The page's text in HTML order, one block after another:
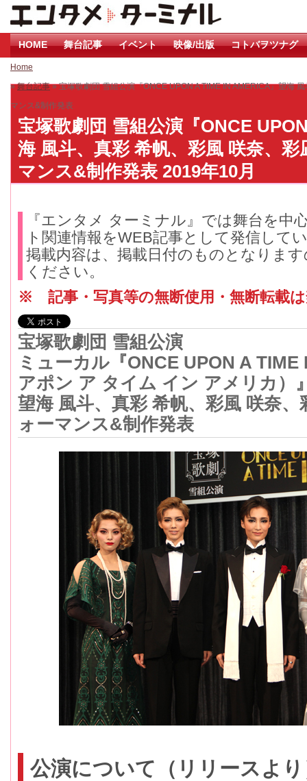
HOME 舞台記事 イベント 映像/出版 コトバヲツナグ
Home
»舞台記事» 宝塚歌劇団 雪組公演『ONCE UPON A TIME IN AMERICA』望海
マンス&制作発表
宝塚歌劇団 雪組公演『ONCE
海 風斗、真彩 希帆、彩風 咲奈、
マンス&制作発表 2019年10月
『エンタメ ターミナル』では舞台を中
ト関連情報をWEB記事として発信して
掲載内容は、掲載日付のものとなりま
ください。
※ 記事・写真等の無断使用・無断転載
宝塚歌劇団 雪組公演
ミューカル『ONCE UPON A
アポン ア タイム イン アメリカ）
望海 風斗、真彩 希帆、彩風 咲奈
ォーマンス&制作発表
公演について（リリースよ